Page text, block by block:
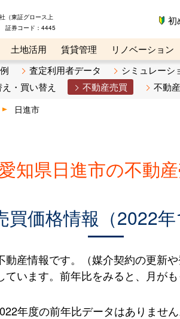
（東証グロース上
券コード：4445
初
土地活用 賃貸管理 リノベーション
座 リビンマガジンBiz 不動産売却ご
査定利用者データ
シミュレーシ
・買い替え 不動産売買 不動
日進市
知県日進市の不動
価格情報（2022年
産情報です。（媒介契約の更新
います。前年比をみると、月がも
年度の前年比データはありません